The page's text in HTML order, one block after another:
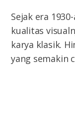
Sejak era
kualitas
karya klasik.
yang semakin